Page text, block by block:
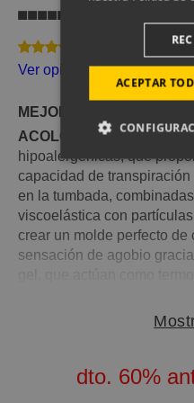
42 Opinion(es)
Ver opiniones
MEJOR COLCHÓN FLEX
ACOLCHADO DOBLE:
hipoalergénicas, que
capacidad de
en la tumbada,
viscoelástica con
crear un molde perfecto
sensación de agobio
superior al que ofrece el
dto. 60%
ACEPTAR